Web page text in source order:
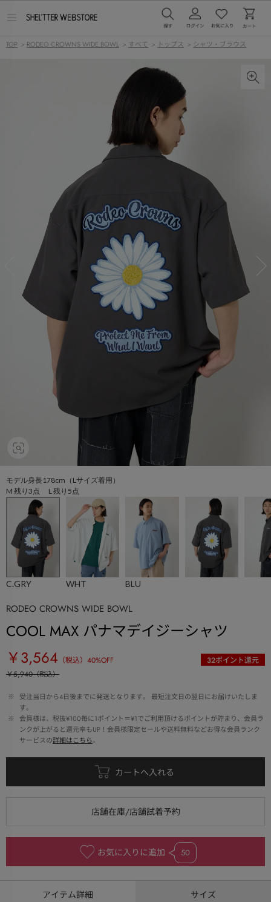
ー
TOP > RODEO CROWNS WIDE BOWL > すべて > トップス > シャツ・ブラウス
モデル身長178cm（Lサイズ着用）
M 残り3点 L 残り5点
C.GRY WHT BLU
RODEO CROWNS WIDE BOWL
COOL MAX パナマデイジーシャツ
￥3,564 （税込） 40%OFF 32ポイント還元
￥5,940（税込）
※
受注当日から4日後までに発送となります。 最短注文日の翌日にお届けいたしま
す。
※
会員様は、税抜¥100毎に1ポイント＝¥1でご利用頂けるポイントが貯まり、会員ラ
ンクが上がると還元率もUP！会員様限定セールや送料無料などお得な会員ランク
サービスの詳細はこちら。
お気に入りに追加 50
アイテム詳細 サイズ